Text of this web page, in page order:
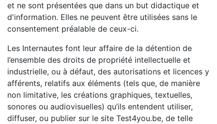
et ne sont présentées que dans un but didactique et
d'information. Elles ne peuvent être utilisées sans le
consentement préalable de ceux-ci.
Les Internautes font leur affaire de la détention de
l’ensemble des droits de propriété intellectuelle et
industrielle, ou à défaut, des autorisations et licences y
afférents, relatifs aux éléments (tels que, de manière
non limitative, les créations graphiques, textuelles,
sonores ou audiovisuelles) qu’ils entendent utiliser,
diffuser, ou publier sur le site Test4you.be, de telle